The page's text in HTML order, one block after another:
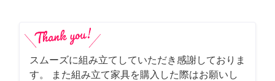
スムーズに組み立てしていただき感謝しておりま
す。 また組み立て家具を購入した際はお願いし